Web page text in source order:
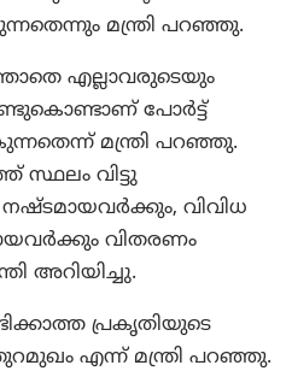
മന്ത്രി പറഞ്ഞു.
എല്ലാവരുടെയും
പോർട്ട്
മന്ത്രി പറഞ്ഞു.
സ്ഥലം വിട്ടു
വിവിധ
വിതരണം
അറിയിച്ചു.
പ്രകൃതിയുടെ
എന്ന് മന്ത്രി പറഞ്ഞു.